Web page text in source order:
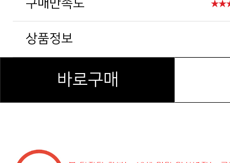
구매만족도
상품정보
바로구매